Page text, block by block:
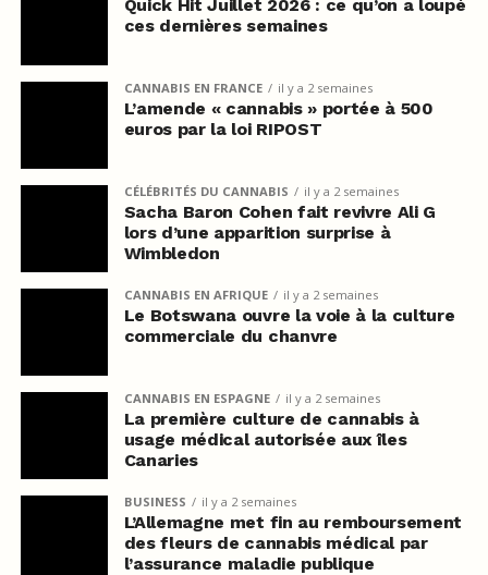
Quick Hit Juillet 2026 : ce qu’on a loupé
ces dernières semaines
CANNABIS EN FRANCE il y a 2 semaines
L’amende « cannabis » portée à 500
euros par la loi RIPOST
CÉLÉBRITÉS DU CANNABIS il y a 2 semaines
Sacha Baron Cohen fait revivre Ali G
lors d’une apparition surprise à
Wimbledon
CANNABIS EN AFRIQUE il y a 2 semaines
Le Botswana ouvre la voie à la culture
commerciale du chanvre
CANNABIS EN ESPAGNE il y a 2 semaines
La première culture de cannabis à
usage médical autorisée aux îles
Canaries
BUSINESS il y a 2 semaines
L’Allemagne met fin au remboursement
des fleurs de cannabis médical par
l’assurance maladie publique